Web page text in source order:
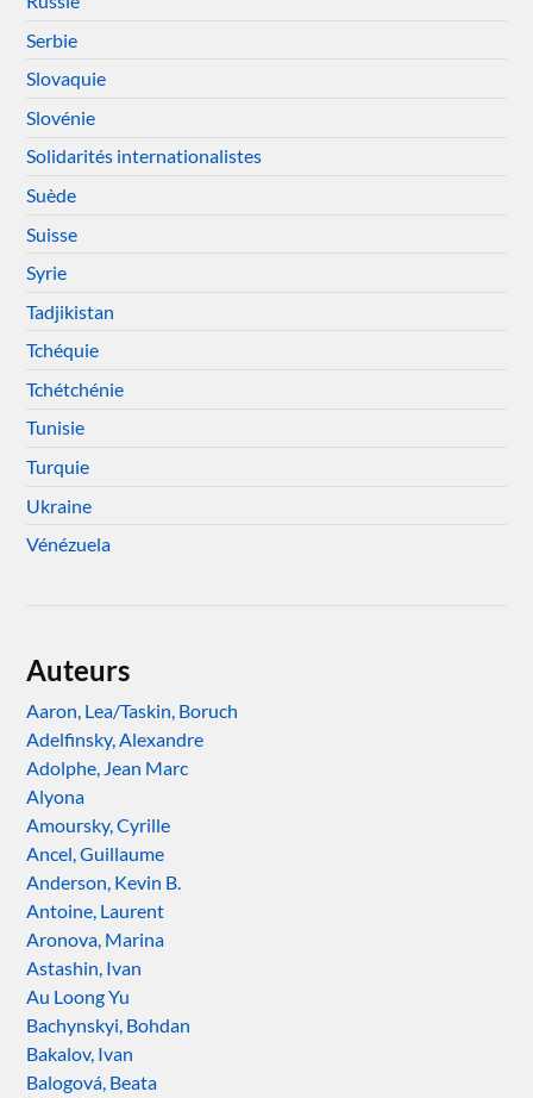
Serbie
Slovaquie
Slovénie
Solidarités internationalistes
Suède
Suisse
Syrie
Tadjikistan
Tchéquie
Tchétchénie
Tunisie
Turquie
Ukraine
Vénézuela
Auteurs
Aaron, Lea/Taskin, Boruch
Adelfinsky, Alexandre
Adolphe, Jean Marc
Alyona
Amoursky, Cyrille
Ancel, Guillaume
Anderson, Kevin B.
Antoine, Laurent
Aronova, Marina
Astashin, Ivan
Au Loong Yu
Bachynskyi, Bohdan
Bakalov, Ivan
Balogová, Beata